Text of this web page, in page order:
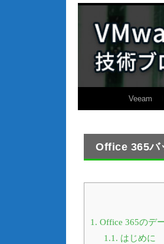
Veeam
Office 365バ
1. Office 365のデ
1.1. はじめに